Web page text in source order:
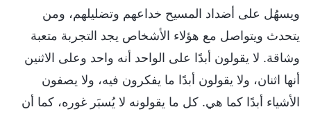
ويسهُل على أضداد المسيح خداعهم وتضليلهم، ومن
يتحدث ويتواصل مع هؤلاء الأشخاص يجد التجربة متعبة
وشاقة. لا يقولون أبدًا على الواحد أنه واحد وعلى الاثنين
أنها اثنان، ولا يقولون أبدًا ما يفكرون فيه، ولا يصفون
الأشياء أبدًا كما هي. كل ما يقولونه لا يُسبَر غوره، كما أن